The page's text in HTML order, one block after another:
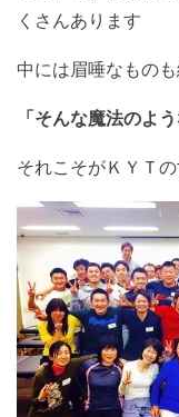
くさんあります
中には眉唾なもの
「そんな魔法のよ
それこそがＫＹＴ